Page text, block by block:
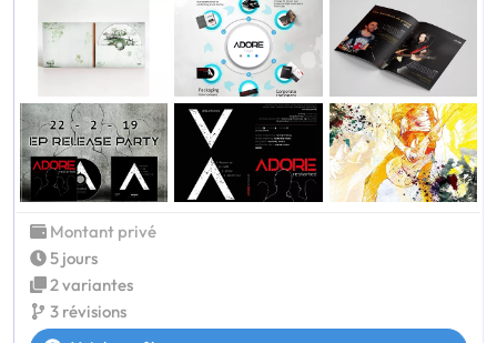
Montant privé
5 jours
2 variantes
3 révisions